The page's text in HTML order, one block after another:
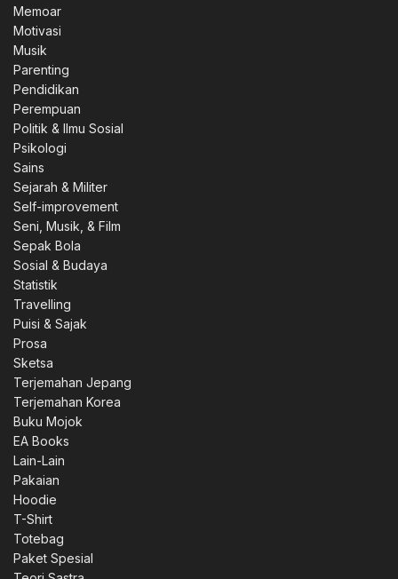
Memoar
Motivasi
Musik
Parenting
Pendidikan
Perempuan
Politik & Ilmu Sosial
Psikologi
Sains
Sejarah & Militer
Self-improvement
Seni, Musik, & Film
Sepak Bola
Sosial & Budaya
Statistik
Travelling
Puisi & Sajak
Prosa
Sketsa
Terjemahan Jepang
Terjemahan Korea
Buku Mojok
EA Books
Lain-Lain
Pakaian
Hoodie
T-Shirt
Totebag
Paket Spesial